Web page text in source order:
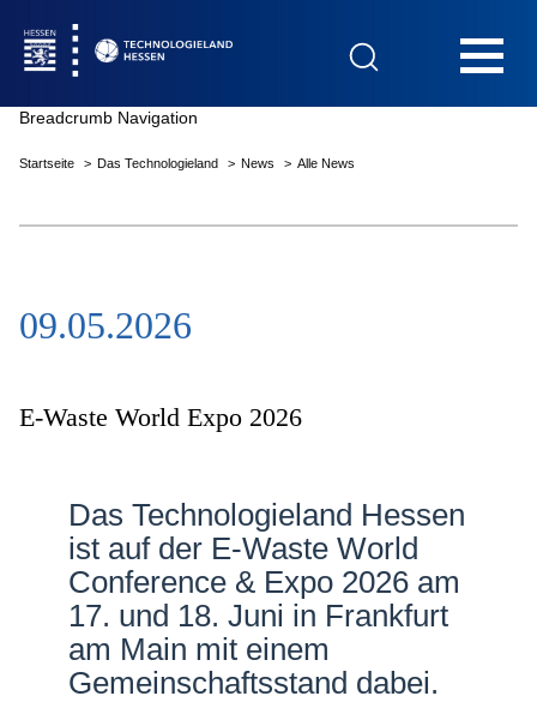
Das Technologieland
Innovationsfelder
Netzwerke
Breadcrumb Navigation
Startseite Das Technologieland News Alle News
09.05.2026
E-Waste World Expo 2026
Das Technologieland Hessen
ist auf der E-Waste World
Conference & Expo 2026 am
17. und 18. Juni in Frankfurt
am Main mit einem
Gemeinschaftsstand dabei.